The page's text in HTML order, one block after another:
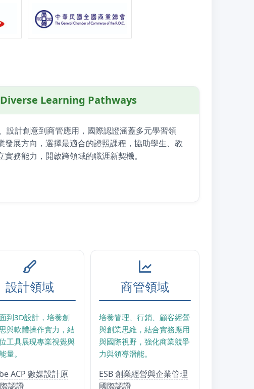
Diverse Learning Pathways
設計創意到商管應用，國際認證涵蓋多元學習領
發展方向，選擇最適合的證照課程，協助學生、教
實務能力，開啟跨領域的職涯新契機。
設計領域
到3D設計，培養創
與軟體操作實力，結
工具展現專業視覺與
量。
ACP 數媒設計原
認證
商管領域
培養管理、行銷、顧客經營
與創業思維，結合實務應用
與國際視野，強化商業競爭
力與領導潛能。
ESB 創業經營與企業管理
國際認證